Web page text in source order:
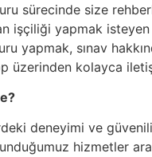
sürecinde size
işçiliği yapmak
yapmak, sınav
üzerinden kolayca
deneyimi ve
hizmetler